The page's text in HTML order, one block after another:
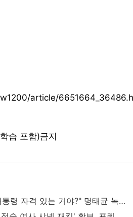
article/6651664_36486.h
습 포함)금지